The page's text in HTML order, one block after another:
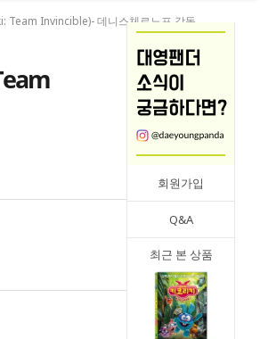
회원가입
Q&A
최근 본 상품
Team Invincible)- 데니스체르노프 감독